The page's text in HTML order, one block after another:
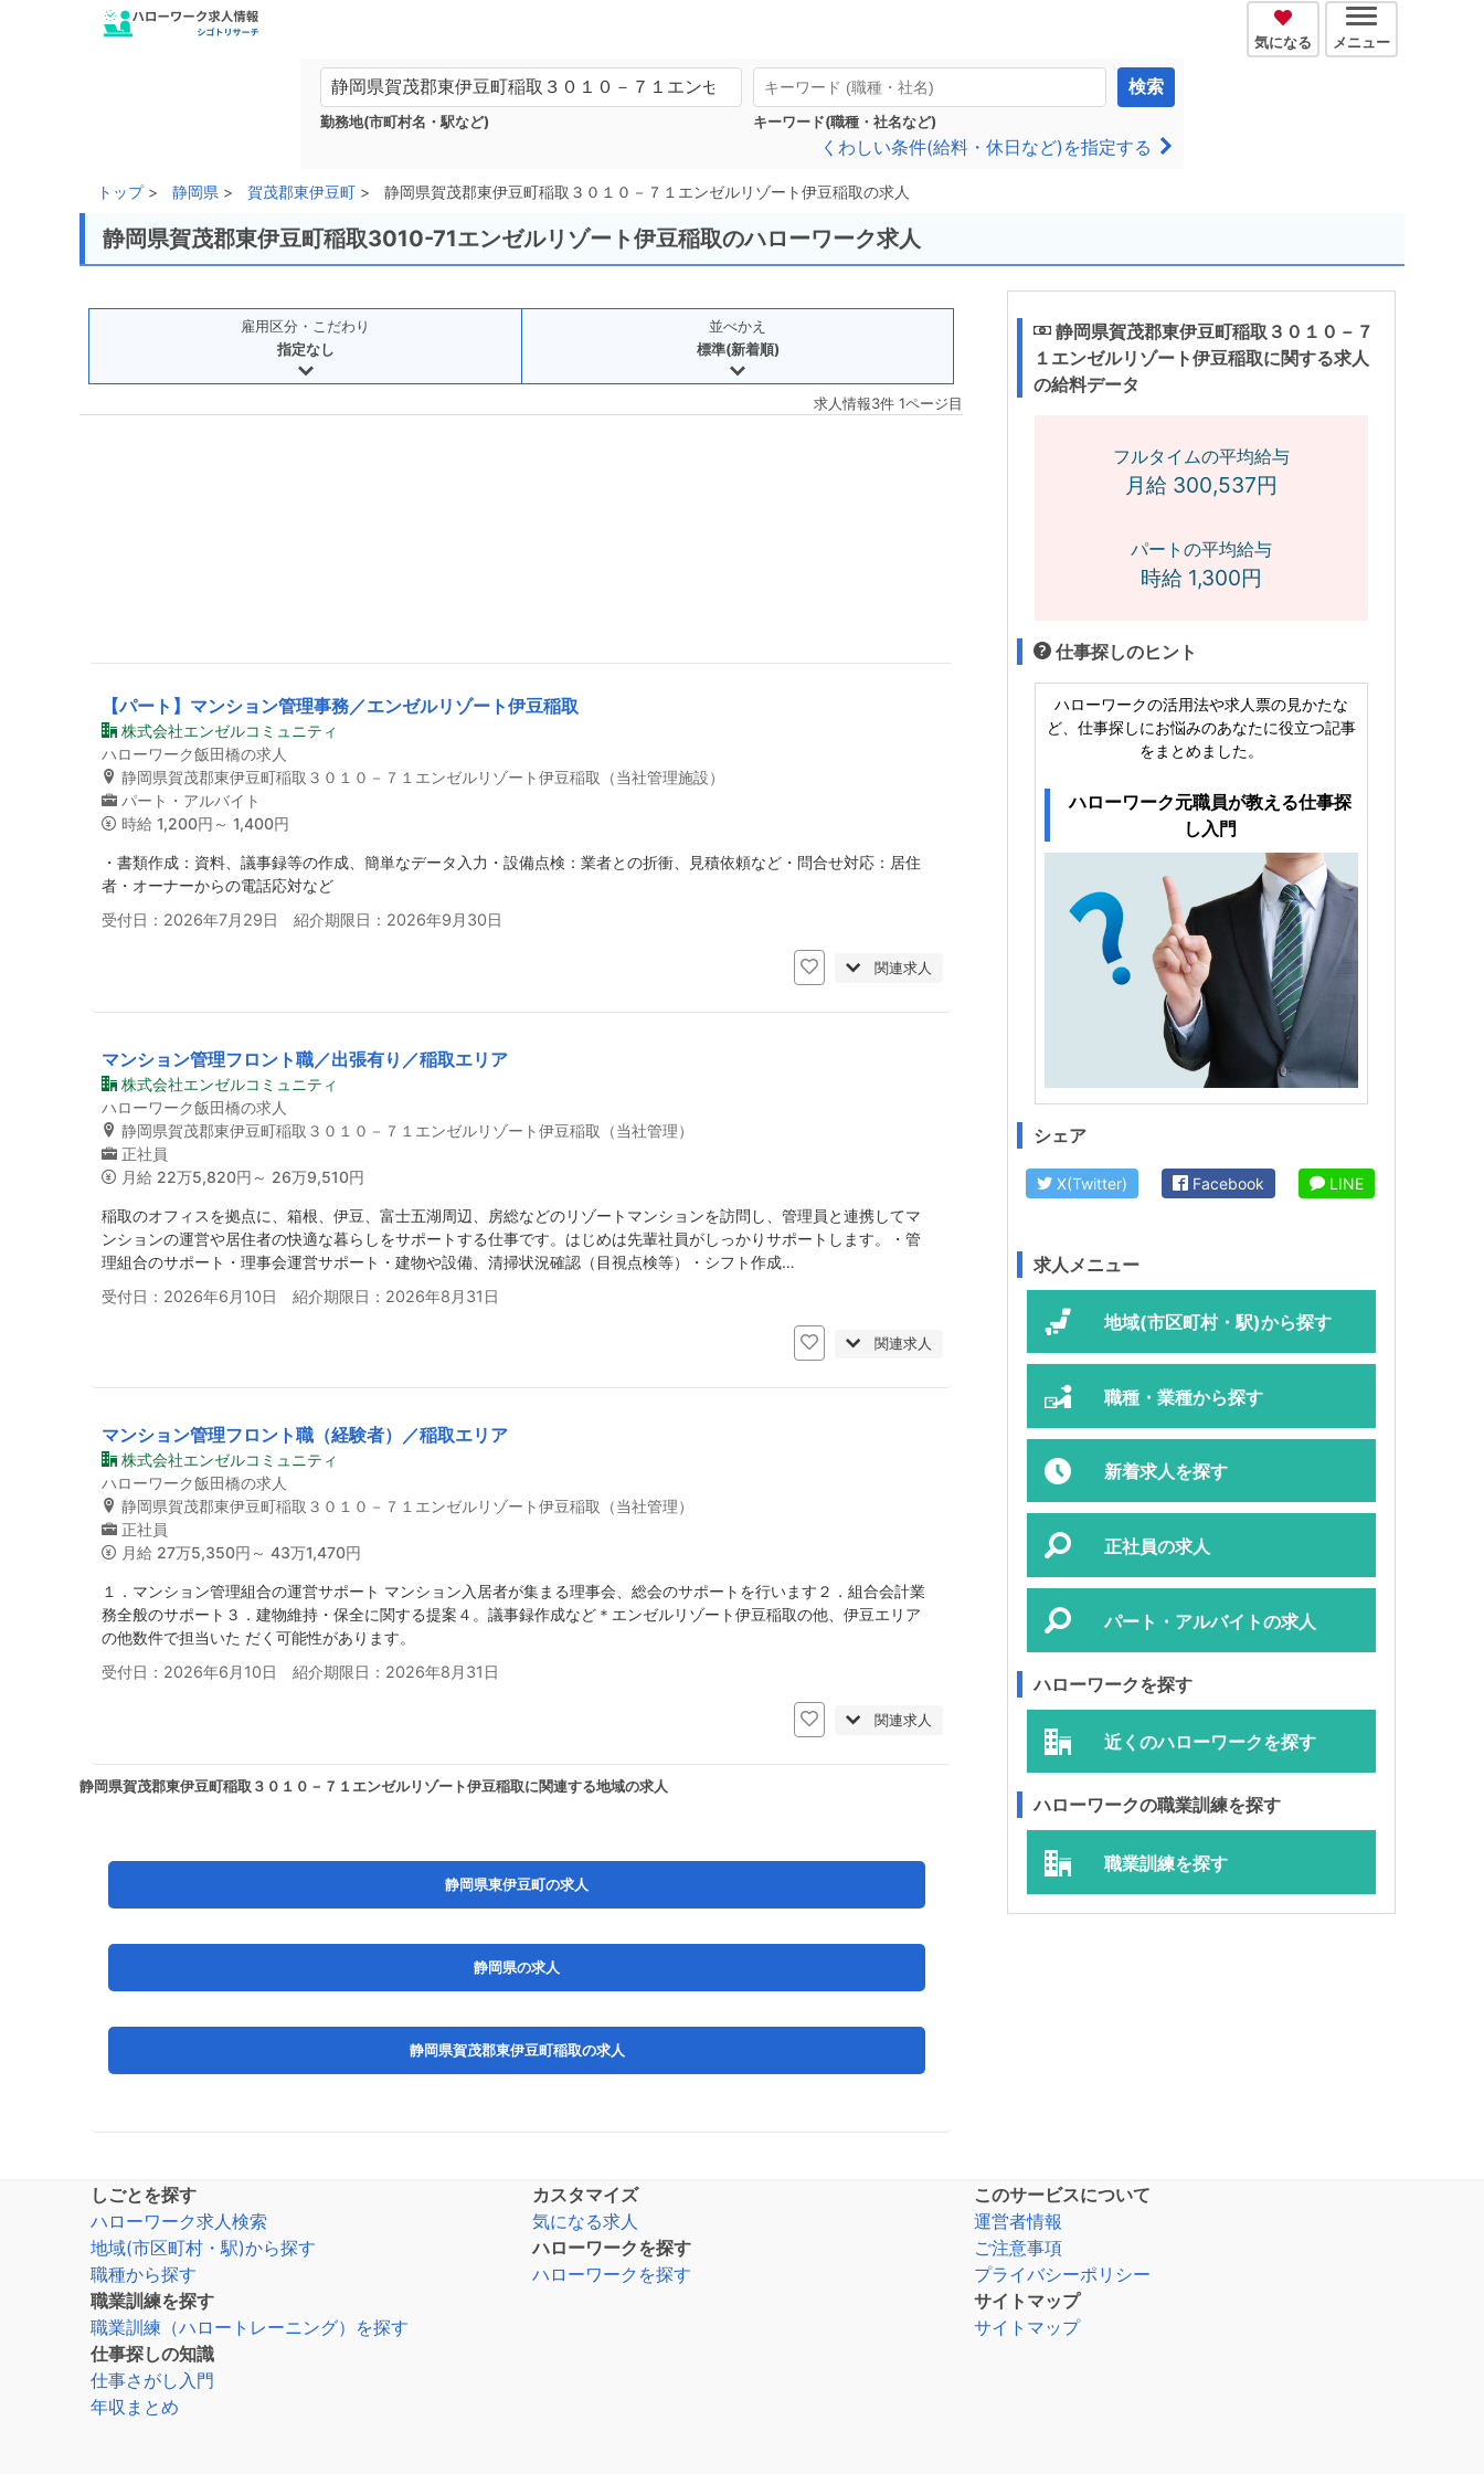
気になる メニュー
勤務地(市町村名・駅など) キーワード(職種・社名など)
検索
くわしい条件(給料・休日など)を指定する
トップ 静岡県 賀茂郡東伊豆町 静岡県賀茂郡東伊豆町稲取３０１０－７１エンゼルリゾート伊豆稲取の求人
静岡県賀茂郡東伊豆町稲取3010-71エンゼルリゾート伊豆稲取のハローワーク求人
雇用区分・こだわり
指定なし
並べかえ
標準(新着順)
求人情報3件 1ページ目
【パート】マンション管理事務／エンゼルリゾート伊豆稲取
株式会社エンゼルコミュニティ
ハローワーク飯田橋の求人
静岡県賀茂郡東伊豆町稲取３０１０－７１エンゼルリゾート伊豆稲取（当社管理施設）
パート・アルバイト
時給 1,200円～ 1,400円
・書類作成：資料、議事録等の作成、簡単なデータ入力・設備点検：業者との折衝、見積依頼など・問合せ対応：居住
者・オーナーからの電話応対など
受付日：2026年7月29日 紹介期限日：2026年9月30日
関連求人
マンション管理フロント職／出張有り／稲取エリア
株式会社エンゼルコミュニティ
ハローワーク飯田橋の求人
静岡県賀茂郡東伊豆町稲取３０１０－７１エンゼルリゾート伊豆稲取（当社管理）
正社員
月給 22万5,820円～ 26万9,510円
稲取のオフィスを拠点に、箱根、伊豆、富士五湖周辺、房総などのリゾートマンションを訪問し、管理員と連携してマ
ンションの運営や居住者の快適な暮らしをサポートする仕事です。はじめは先輩社員がしっかりサポートします。・管
理組合のサポート・理事会運営サポート・建物や設備、清掃状況確認（目視点検等）・シフト作成…
受付日：2026年6月10日 紹介期限日：2026年8月31日
関連求人
マンション管理フロント職（経験者）／稲取エリア
株式会社エンゼルコミュニティ
ハローワーク飯田橋の求人
静岡県賀茂郡東伊豆町稲取３０１０－７１エンゼルリゾート伊豆稲取（当社管理）
正社員
月給 27万5,350円～ 43万1,470円
１．マンション管理組合の運営サポート マンション入居者が集まる理事会、総会のサポートを行います２．組合会計業
務全般のサポート３．建物維持・保全に関する提案４。議事録作成など＊エンゼルリゾート伊豆稲取の他、伊豆エリア
の他数件で担当いた だく可能性があります。
受付日：2026年6月10日 紹介期限日：2026年8月31日
関連求人
静岡県賀茂郡東伊豆町稲取３０１０－７１エンゼルリゾート伊豆稲取に関連する地域の求人
静岡県東伊豆町の求人
静岡県の求人
静岡県賀茂郡東伊豆町稲取の求人
静岡県賀茂郡東伊豆町稲取３０１０－７
１エンゼルリゾート伊豆稲取に関する求人
の給料データ
フルタイムの平均給与
月給 300,537円
パートの平均給与
時給 1,300円
仕事探しのヒント
ハローワークの活用法や求人票の見かたな
ど、仕事探しにお悩みのあなたに役立つ記事
をまとめました。
ハローワーク元職員が教える仕事探
し入門
シェア
X(Twitter) Facebook LINE
求人メニュー
地域(市区町村・駅)から探す
職種・業種から探す
新着求人を探す
正社員の求人
パート・アルバイトの求人
ハローワークを探す
近くのハローワークを探す
ハローワークの職業訓練を探す
職業訓練を探す
しごとを探す
ハローワーク求人検索
地域(市区町村・駅)から探す
職種から探す
職業訓練を探す
職業訓練（ハロートレーニング）を探す
仕事探しの知識
仕事さがし入門
年収まとめ
カスタマイズ
気になる求人
ハローワークを探す
ハローワークを探す
このサービスについて
運営者情報
ご注意事項
プライバシーポリシー
サイトマップ
サイトマップ